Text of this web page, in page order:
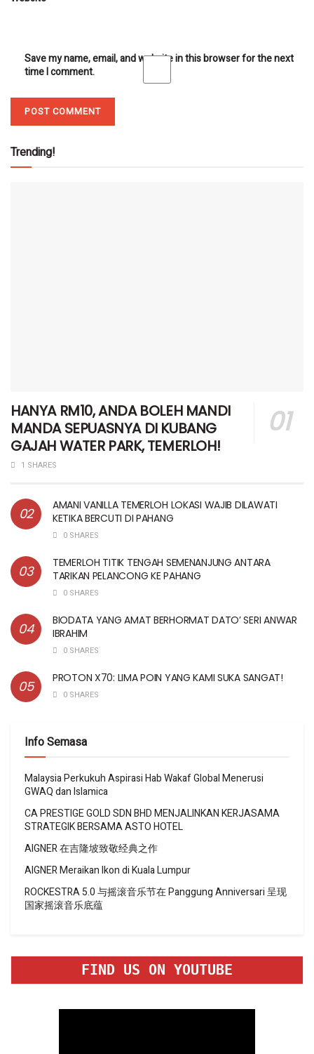
Save my name, email, and website in this browser for the next
time I comment.
Trending!
HANYA RM10, ANDA BOLEH MANDI
MANDA SEPUASNYA DI KUBANG
GAJAH WATER PARK, TEMERLOH!
1 SHARES
AMANI VANILLA TEMERLOH LOKASI WAJIB DILAWATI
KETIKA BERCUTI DI PAHANG
0 SHARES
TEMERLOH TITIK TENGAH SEMENANJUNG ANTARA
TARIKAN PELANCONG KE PAHANG
0 SHARES
BIODATA YANG AMAT BERHORMAT DATO’ SERI ANWAR
IBRAHIM
0 SHARES
PROTON X70: LIMA POIN YANG KAMI SUKA SANGAT!
0 SHARES
Info Semasa
Malaysia Perkukuh Aspirasi Hab Wakaf Global Menerusi
GWAQ dan Islamica
CA PRESTIGE GOLD SDN BHD MENJALINKAN KERJASAMA
STRATEGIK BERSAMA ASTO HOTEL
AIGNER 在吉隆坡致敬经典之作
AIGNER Meraikan Ikon di Kuala Lumpur
ROCKESTRA 5.0 与摇滚音乐节在 Panggung Anniversari 呈现
国家摇滚音乐底蕴
FIND US ON YOUTUBE